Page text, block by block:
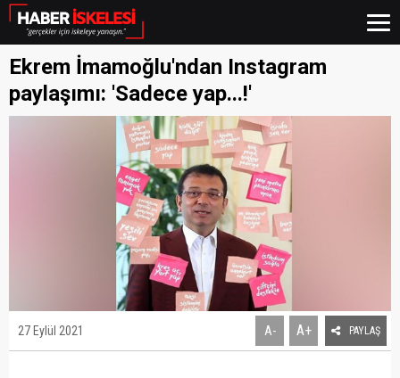
Ekrem İmamoğlu'ndan Instagram
paylaşımı: 'Sadece yap...!'
27 Eylül 2021 A- A+ PAYLAŞ